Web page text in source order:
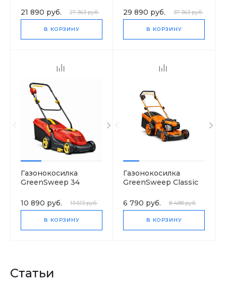
21 890 руб.
27 363 руб.
В КОРЗИНУ
(0.600.8A6.101)
29 890 руб. 37 363 руб.
В КОРЗИНУ
Газонокосилка
GreenSweep 34
10 890 руб.
13 613 руб.
В КОРЗИНУ
Газонокосилка
GreenSweep Classic
6 790 руб.
8 488 руб.
В КОРЗИНУ
Статьи